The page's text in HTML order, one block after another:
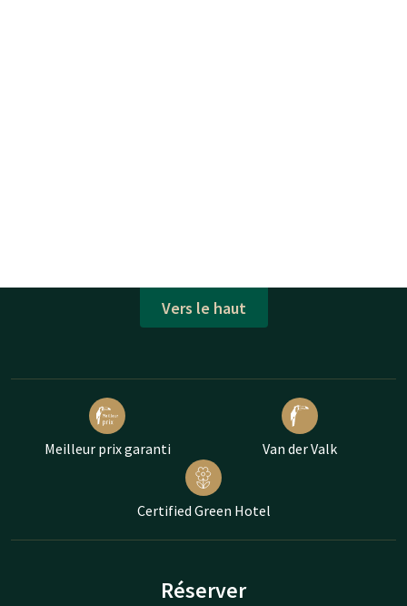
Vers le haut
Meilleur prix garanti Van der Valk
Certified Green Hotel
Réserver